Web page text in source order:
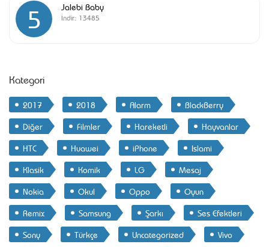
5 Jalebi Baby
İndir: 13485
Kategori
2017 2018 Alarm
BlackBerry
Diğer
Filmler Hareketli
Hayvanlar
HTC
Huawei iPhone
Islami
Klasik
Komik LG
Mesaj
Nokia
Okul Oppo
Oyun
Remix
Samsung Şarkı
Ses Efektleri
Sony
Türkçe Uncategorized Vivo